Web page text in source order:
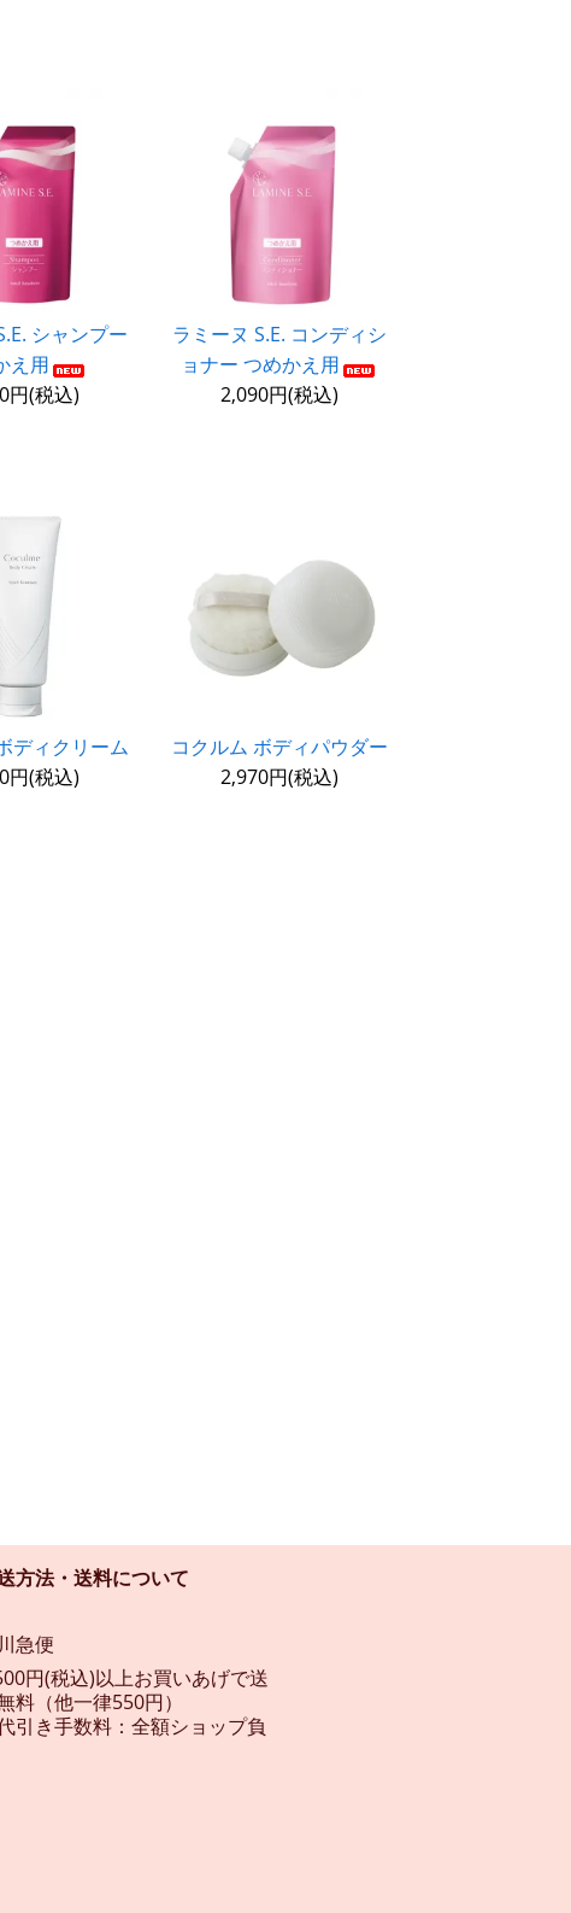
シャンプー
え用
円(税込)
ラミーヌ S.E. コンディシ
ョナー つめかえ用
2,090円(税込)
ディクリーム
円(税込)
コクルム ボディパウダー
2,970円(税込)
方法・送料について
急便
円(税込)以上お買いあげで送
料（他一律550円）
引き手数料：全額ショップ負